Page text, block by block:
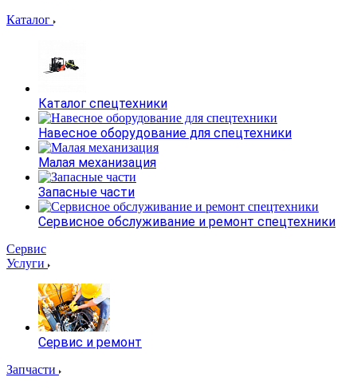
Каталог
Каталог спецтехники
Навесное оборудование для спецтехники
Малая механизация
Запасные части
Сервисное обслуживание и ремонт спецтехники
Сервис
Услуги
Сервис и ремонт
Запчасти